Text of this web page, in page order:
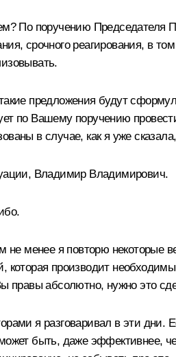
По поручению Председателя
срочного реагирования, в
предложения будут
по Вашему поручению
в случае, как я уже
Владимир Владимирович.
не менее я повторю некоторые
которая производит
правы абсолютно, нужно это
я разговаривал в эти дни.
быть, даже эффективнее,